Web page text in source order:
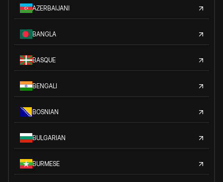
AZERBAIJANI
BANGLA
BASQUE
BENGALI
BOSNIAN
BULGARIAN
BURMESE